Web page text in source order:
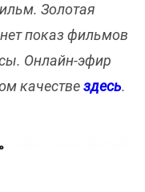
Золотая
показ фильмов
Онлайн-эфир
качествездесь.